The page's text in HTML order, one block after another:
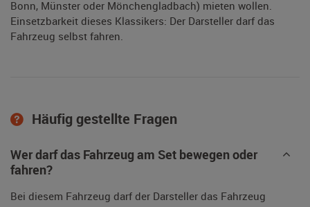
Bonn, Münster oder Mönchengladbach) mieten wollen.
Einsetzbarkeit dieses Klassikers: Der Darsteller darf das
Fahrzeug selbst fahren.
Häufig gestellte Fragen
Wer darf das Fahrzeug am Set bewegen oder
fahren?
Bei diesem Fahrzeug darf der Darsteller das Fahrzeug